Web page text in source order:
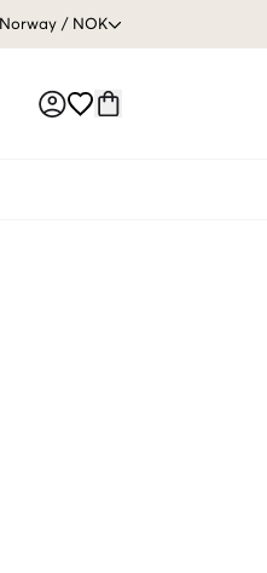
Norway / NOK